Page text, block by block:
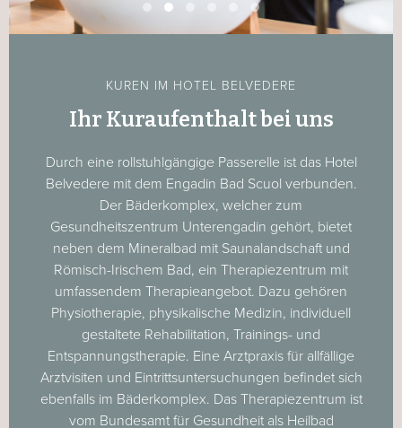
KUREN IM HOTEL BELVEDERE
Ihr Kuraufenthalt bei uns
Durch eine rollstuhlgängige Passerelle ist das Hotel
Belvedere mit dem Engadin Bad Scuol verbunden.
Der Bäderkomplex, welcher zum
Gesundheitszentrum Unterengadin gehört, bietet
neben dem Mineralbad mit Saunalandschaft und
Römisch-Irischem Bad, ein Therapiezentrum mit
umfassendem Therapieangebot. Dazu gehören
Physiotherapie, physikalische Medizin, individuell
gestaltete Rehabilitation, Trainings- und
Entspannungstherapie. Eine Arztpraxis für allfällige
Arztvisiten und Eintrittsuntersuchungen befindet sich
ebenfalls im Bäderkomplex. Das Therapiezentrum ist
vom Bundesamt für Gesundheit als Heilbad